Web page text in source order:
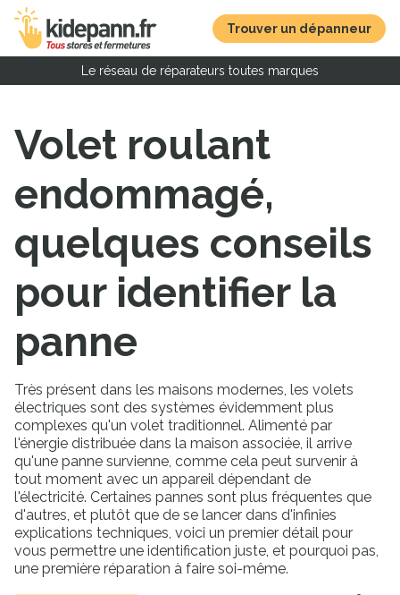
Trouver un dépanneur
Le réseau de réparateurs toutes marques
Volet roulant
endommagé,
quelques conseils
pour identifier la
panne
Très présent dans les maisons modernes, les volets
électriques sont des systèmes évidemment plus
complexes qu'un volet traditionnel. Alimenté par
l'énergie distribuée dans la maison associée, il arrive
qu'une panne survienne, comme cela peut survenir à
tout moment avec un appareil dépendant de
l'électricité. Certaines pannes sont plus fréquentes que
d'autres, et plutôt que de se lancer dans d'infinies
explications techniques, voici un premier détail pour
vous permettre une identification juste, et pourquoi pas,
une première réparation à faire soi-même.